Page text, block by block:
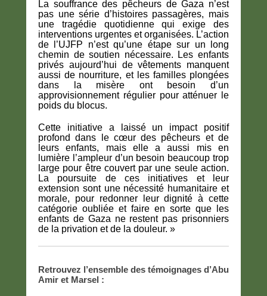
La souffrance des pêcheurs de Gaza n’est
pas une série d’histoires passagères, mais
une tragédie quotidienne qui exige des
interventions urgentes et organisées. L’action
de l’UJFP n’est qu’une étape sur un long
chemin de soutien nécessaire. Les enfants
privés aujourd’hui de vêtements manquent
aussi de nourriture, et les familles plongées
dans la misère ont besoin d’un
approvisionnement régulier pour atténuer le
poids du blocus.
Cette initiative a laissé un impact positif
profond dans le cœur des pêcheurs et de
leurs enfants, mais elle a aussi mis en
lumière l’ampleur d’un besoin beaucoup trop
large pour être couvert par une seule action.
La poursuite de ces initiatives et leur
extension sont une nécessité humanitaire et
morale, pour redonner leur dignité à cette
catégorie oubliée et faire en sorte que les
enfants de Gaza ne restent pas prisonniers
de la privation et de la douleur. »
Retrouvez l’ensemble des témoignages d’Abu
Amir et Marsel :